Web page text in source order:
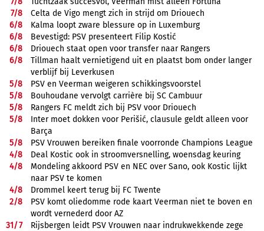
7/8
Celta de Vigo mengt zich in strijd om Driouech
6/8
Kalma loopt zware blessure op in Luxemburg
6/8
Bevestigd: PSV presenteert Filip Kostić
6/8
Driouech staat open voor transfer naar Rangers
6/8
Tillman haalt vernietigend uit en plaatst bom onder langer
verblijf bij Leverkusen
5/8
PSV en Veerman weigeren schikkingsvoorstel
5/8
Bouhoudane vervolgt carrière bij SC Cambuur
5/8
Rangers FC meldt zich bij PSV voor Driouech
5/8
Inter moet dokken voor Perišić, clausule geldt alleen voor
Barça
5/8
PSV Vrouwen bereiken finale voorronde Champions League
4/8
Deal Kostic ook in stroomversnelling, woensdag keuring
4/8
Mondeling akkoord PSV en NEC over Sano, ook Kostic lijkt
naar PSV te komen
4/8
Drommel keert terug bij FC Twente
2/8
PSV komt oliedomme rode kaart Veerman niet te boven en
wordt vernederd door AZ
31/7
Rijsbergen leidt PSV Vrouwen naar indrukwekkende zege